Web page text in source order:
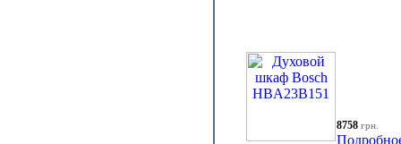
8758 грн.